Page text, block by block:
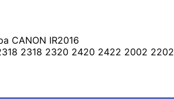
CANON IR2016
2318 2320 2420 2422 2002 2202